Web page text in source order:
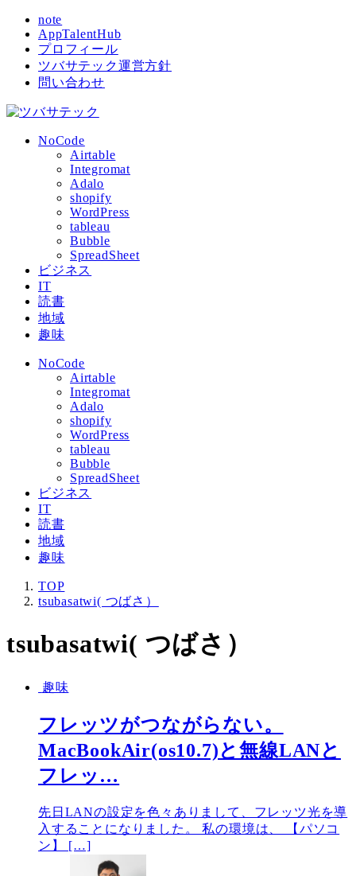
note
AppTalentHub
プロフィール
ツバサテック運営方針
問い合わせ
NoCode
Airtable
Integromat
Adalo
shopify
WordPress
tableau
Bubble
SpreadSheet
ビジネス
IT
読書
地域
趣味
NoCode
Airtable
Integromat
Adalo
shopify
WordPress
tableau
Bubble
SpreadSheet
ビジネス
IT
読書
地域
趣味
TOP
tsubasatwi( つばさ）
tsubasatwi( つばさ）
趣味
フレッツがつながらない。
MacBookAir(os10.7)と無線LANと
フレッ…
先日LANの設定を色々ありまして、フレッツ光を導
入することになりました。 私の環境は、 【パソコ
ン】 […]